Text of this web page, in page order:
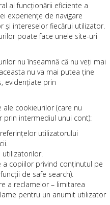
al funcționării eficiente a
experiențe de navigare
și intereselor fiecărui utilizator.
poate face unele site-uri
nu înseamnă că nu veți mai
nu va mai putea ține
evidențiate prin
cookieurilor (care nu
prin intermediul unui cont):
utilizatorului
utilizatorilor.
copiilor privind conținutul pe
de safe search).
a reclamelor – limitarea
pentru un anumit utilizator